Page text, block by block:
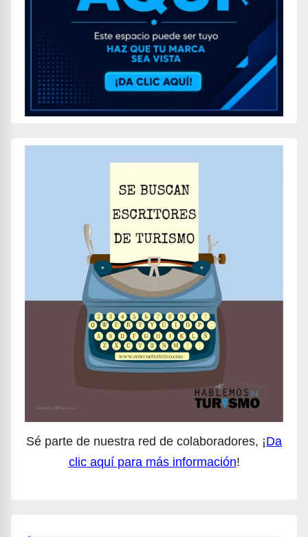
Sé parte de nuestra red de colaboradores, ¡Da
clic aquí para más información!